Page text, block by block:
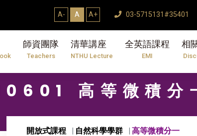
A- A A+ 03-5715131#35401
師資團隊
Teachers
清華講座
NTHU Lecture
全英語課程
EMI
相
高等微積分
開放式課程 自然科學學群 高等微積分一